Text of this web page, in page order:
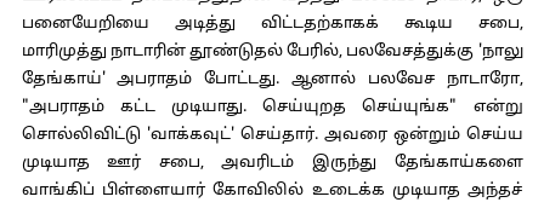
பனையேறியை அடித்து விட்டதற்காகக் கூடிய சபை,
மாரிமுத்து நாடாரின் தூண்டுதல் பேரில், பலவேசத்துக்கு 'நாலு
தேங்காய்' அபராதம் போட்டது. ஆனால் பலவேச நாடாரோ,
"அபராதம் கட்ட முடியாது. செய்யுறத செய்யுங்க" என்று
சொல்லிவிட்டு 'வாக்கவுட்' செய்தார். அவரை ஒன்றும் செய்ய
முடியாத ஊர் சபை, அவரிடம் இருந்து தேங்காய்களை
வாங்கிப் பிள்ளையார் கோவிலில் உடைக்க முடியாத அந்தச்